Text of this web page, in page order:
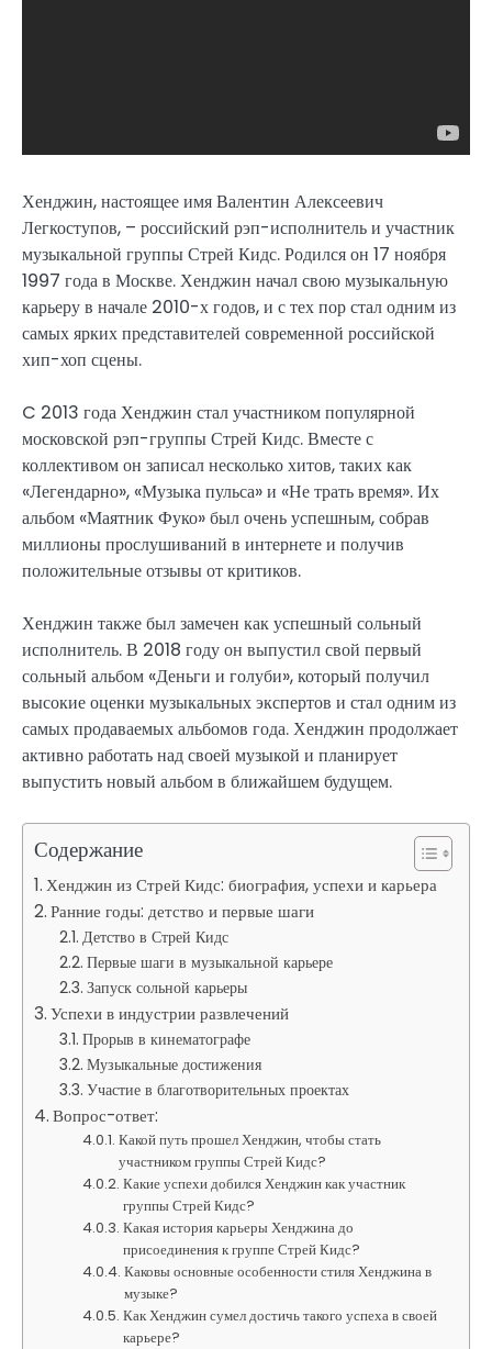
Хенджин, настоящее имя Валентин Алексеевич
Легкоступов, – российский рэп-исполнитель и участник
музыкальной группы Стрей Кидс. Родился он 17 ноября
1997 года в Москве. Хенджин начал свою музыкальную
карьеру в начале 2010-х годов, и с тех пор стал одним из
самых ярких представителей современной российской
хип-хоп сцены.
C 2013 года Хенджин стал участником популярной
московской рэп-группы Стрей Кидс. Вместе с
коллективом он записал несколько хитов, таких как
«Легендарно», «Музыка пульса» и «Не трать время». Их
альбом «Маятник Фуко» был очень успешным, собрав
миллионы прослушиваний в интернете и получив
положительные отзывы от критиков.
Хенджин также был замечен как успешный сольный
исполнитель. В 2018 году он выпустил свой первый
сольный альбом «Деньги и голуби», который получил
высокие оценки музыкальных экспертов и стал одним из
самых продаваемых альбомов года. Хенджин продолжает
активно работать над своей музыкой и планирует
выпустить новый альбом в ближайшем будущем.
Содержание
Хенджин из Стрей Кидс: биография, успехи и карьера
Ранние годы: детство и первые шаги
Детство в Стрей Кидс
Первые шаги в музыкальной карьере
Запуск сольной карьеры
Успехи в индустрии развлечений
Прорыв в кинематографе
Музыкальные достижения
Участие в благотворительных проектах
Вопрос-ответ:
Какой путь прошел Хенджин, чтобы стать
участником группы Стрей Кидс?
Какие успехи добился Хенджин как участник
группы Стрей Кидс?
Какая история карьеры Хенджина до
присоединения к группе Стрей Кидс?
Каковы основные особенности стиля Хенджина в
музыке?
Как Хенджин сумел достичь такого успеха в своей
карьере?